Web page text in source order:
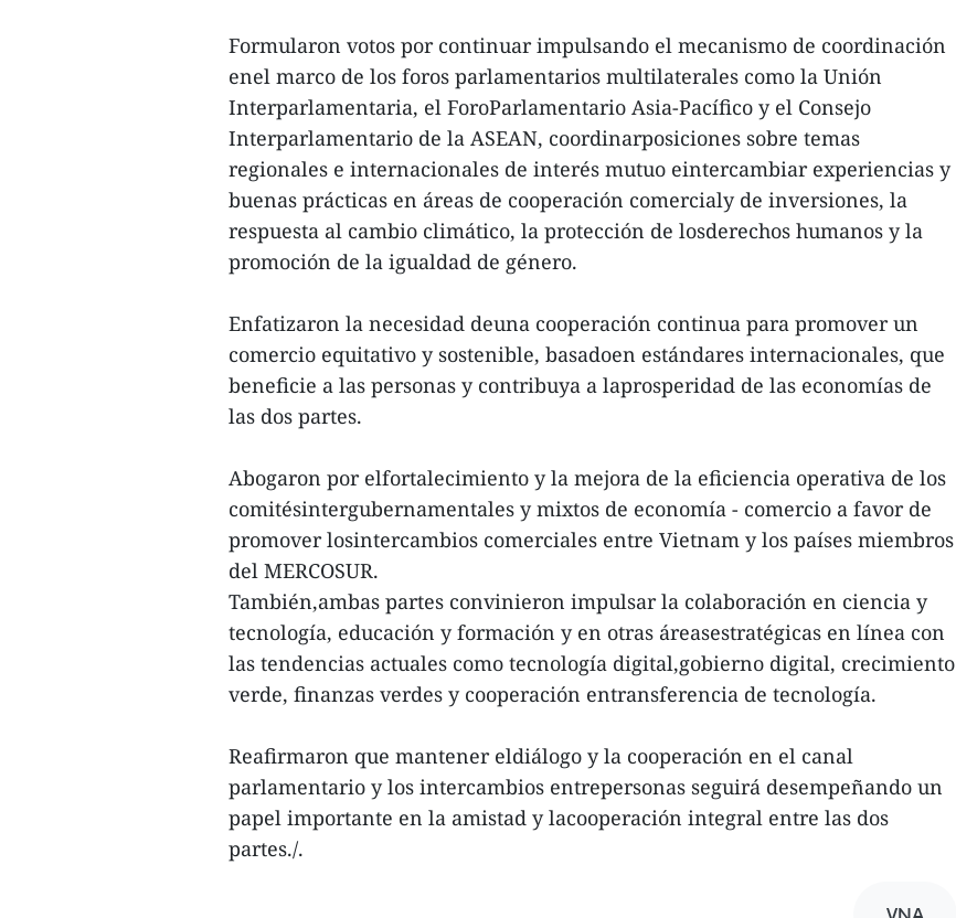
Formularon votos por continuar impulsando el mecanismo de coordinación
enel marco de los foros parlamentarios multilaterales como la Unión
Interparlamentaria, el ForoParlamentario Asia-Pacífico y el Consejo
Interparlamentario de la ASEAN, coordinarposiciones sobre temas
regionales e internacionales de interés mutuo eintercambiar experiencias y
buenas prácticas en áreas de cooperación comercialy de inversiones, la
respuesta al cambio climático, la protección de losderechos humanos y la
promoción de la igualdad de género.
Enfatizaron la necesidad deuna cooperación continua para promover un
comercio equitativo y sostenible, basadoen estándares internacionales, que
beneficie a las personas y contribuya a laprosperidad de las economías de
las dos partes.
Abogaron por elfortalecimiento y la mejora de la eficiencia operativa de los
comitésintergubernamentales y mixtos de economía - comercio a favor de
promover losintercambios comerciales entre Vietnam y los países miembros
del MERCOSUR.
También,ambas partes convinieron impulsar la colaboración en ciencia y
tecnología, educación y formación y en otras áreasestratégicas en línea con
las tendencias actuales como tecnología digital,gobierno digital, crecimiento
verde, finanzas verdes y cooperación entransferencia de tecnología.
Reafirmaron que mantener eldiálogo y la cooperación en el canal
parlamentario y los intercambios entrepersonas seguirá desempeñando un
papel importante en la amistad y lacooperación integral entre las dos
partes./.